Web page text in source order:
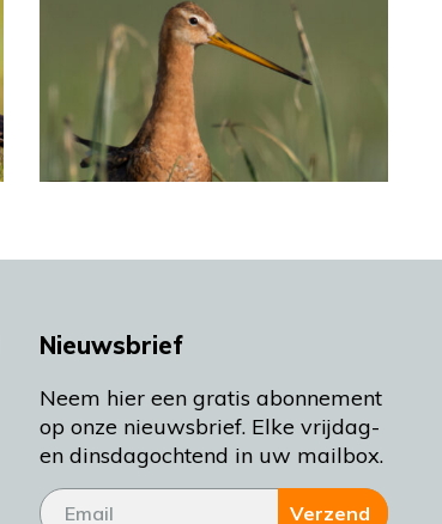
Nieuwsbrief
Neem hier een gratis abonnement
op onze nieuwsbrief. Elke vrijdag-
en dinsdagochtend in uw mailbox.
Verzend